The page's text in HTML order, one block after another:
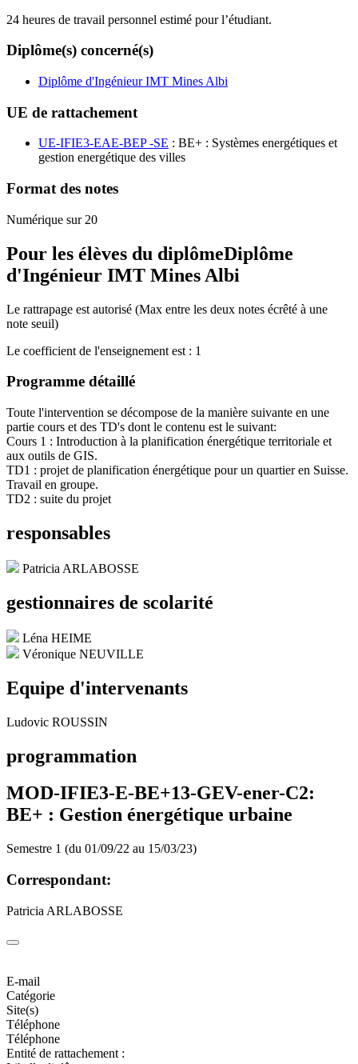
24 heures de travail personnel estimé pour l’étudiant.
Diplôme(s) concerné(s)
Diplôme d'Ingénieur IMT Mines Albi
UE de rattachement
UE-IFIE3-EAE-BEP -SE : BE+ : Systèmes energétiques et
gestion energétique des villes
Format des notes
Numérique sur 20
Pour les élèves du diplômeDiplôme
d'Ingénieur IMT Mines Albi
Le rattrapage est autorisé (Max entre les deux notes écrêté à une
note seuil)
Le coefficient de l'enseignement est : 1
Programme détaillé
Toute l'intervention se décompose de la manière suivante en une
partie cours et des TD's dont le contenu est le suivant:
Cours 1 : Introduction à la planification énergétique territoriale et
aux outils de GIS.
TD1 : projet de planification énergétique pour un quartier en Suisse.
Travail en groupe.
TD2 : suite du projet
responsables
Patricia ARLABOSSE
gestionnaires de scolarité
Léna HEIME
Véronique NEUVILLE
Equipe d'intervenants
Ludovic ROUSSIN
programmation
MOD-IFIE3-E-BE+13-GEV-ener-C2:
BE+ : Gestion énergétique urbaine
Semestre 1 (du 01/09/22 au 15/03/23)
Correspondant:
Patricia ARLABOSSE
E-mail
Catégorie
Site(s)
Téléphone
Téléphone
Entité de rattachement :